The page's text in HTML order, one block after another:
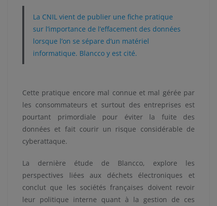
La CNIL vient de publier une fiche pratique
sur l’importance de l’effacement des données
lorsque l’on se sépare d’un matériel
informatique. Blancco y est cité.
Cette pratique encore mal connue et mal gérée par
les consommateurs et surtout des entreprises est
pourtant primordiale pour éviter la fuite des
données et fait courir un risque considérable de
cyberattaque.
La dernière étude de Blancco, explore les
perspectives liées aux déchets électroniques et
conclut que les sociétés françaises doivent revoir
leur politique interne quant à la gestion de ces